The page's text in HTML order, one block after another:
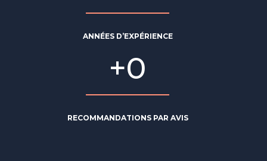
ANNÉES D’EXPÉRIENCE
+0
RECOMMANDATIONS PAR AVIS